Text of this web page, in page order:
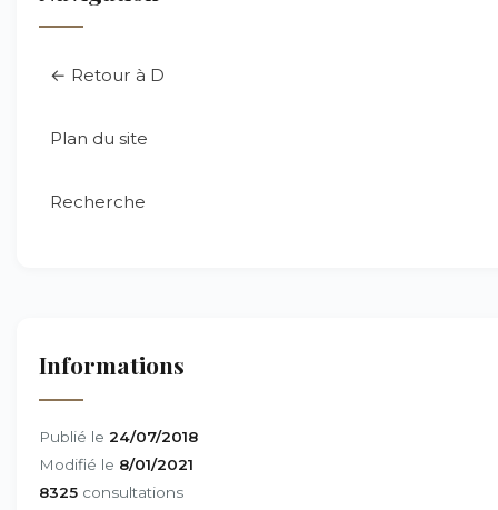
← Retour à D
Plan du site
Recherche
Informations
Publié le 24/07/2018
Modifié le 8/01/2021
8325 consultations